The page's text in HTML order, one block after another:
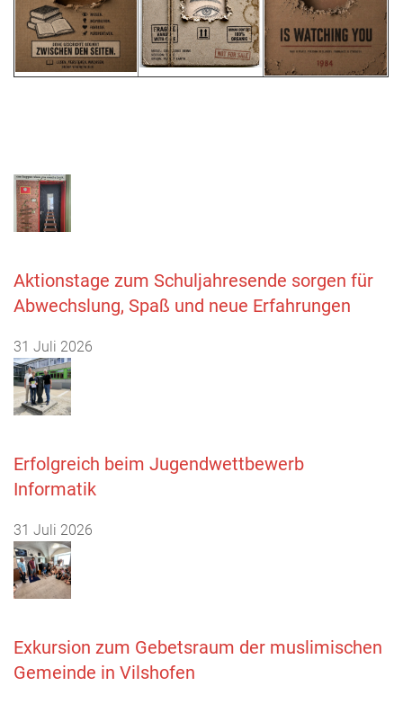
Aktionstage zum Schuljahresende sorgen für
Abwechslung, Spaß und neue Erfahrungen
31 Juli 2026
Erfolgreich beim Jugendwettbewerb
Informatik
31 Juli 2026
Exkursion zum Gebetsraum der muslimischen
Gemeinde in Vilshofen